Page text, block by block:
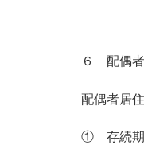
６ 配偶者
配偶者居
① 存続期